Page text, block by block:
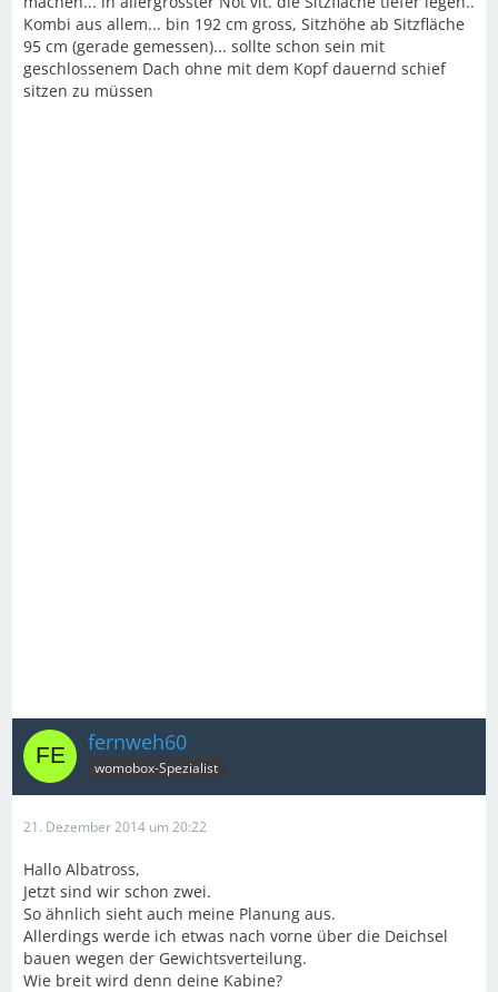
Kombi aus allem... bin 192 cm gross, Sitzhöhe ab Sitzfläche
95 cm (gerade gemessen)... sollte schon sein mit
geschlossenem Dach ohne mit dem Kopf dauernd schief
sitzen zu müssen
fernweh60
womobox-Spezialist
21. Dezember 2014 um 20:22
Hallo Albatross,
Jetzt sind wir schon zwei.
So ähnlich sieht auch meine Planung aus.
Allerdings werde ich etwas nach vorne über die Deichsel
bauen wegen der Gewichtsverteilung.
Wie breit wird denn deine Kabine?